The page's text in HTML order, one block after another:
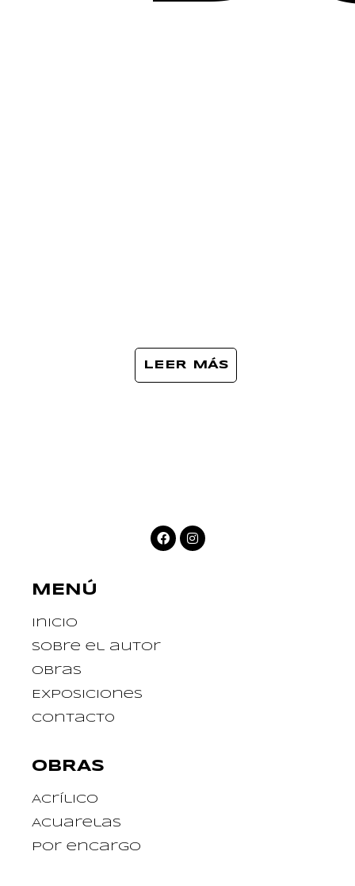
LEER MÁS
MENÚ
Inicio
Sobre el autor
Obras
Exposiciones
Contact0
OBRAS
Acrílico
Acuarelas
Por encargo